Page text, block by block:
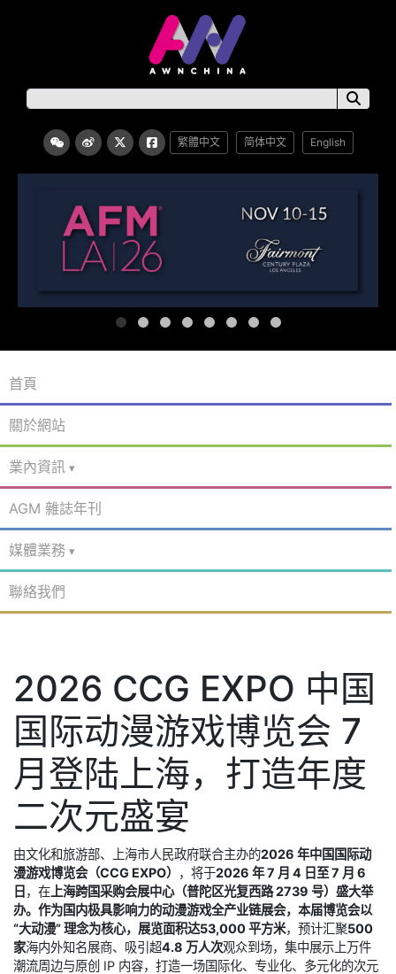
繁體中文 简体中文 English
首頁
關於網站
業內資訊
AGM 雜誌年刊
媒體業務
聯絡我們
2026 CCG EXPO 中国
国际动漫游戏博览会 7
月登陆上海，打造年度
二次元盛宴
由文化和旅游部、上海市人民政府联合主办的2026 年中国国际动
漫游戏博览会（CCG EXPO）
，将于2026 年 7 月 4 日至 7 月 6
日 ，在 上海跨国采购会展中心（普陀区光复西路 2739 号）盛大举
办。作为国内极具影响力的动漫游戏全产业链展会，本届博览会以
“大动漫” 理念为核心，展览面积达53,000 平方米，预计汇聚500
家海内外知名展商、吸引超4.8 万人次观众到场，集中展示上万件
潮流周边与原创 IP 内容，打造一场国际化、专业化、多元化的次元